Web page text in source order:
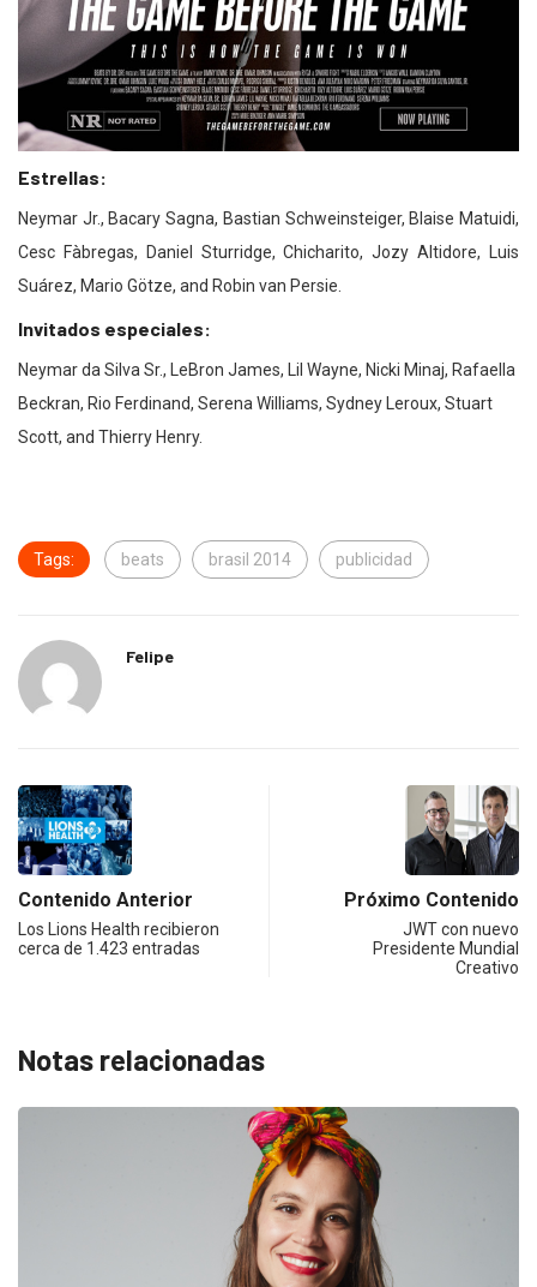
Estrellas:
Neymar Jr., Bacary Sagna, Bastian Schweinsteiger, Blaise Matuidi,
Cesc Fàbregas, Daniel Sturridge, Chicharito, Jozy Altidore, Luis
Suárez, Mario Götze, and Robin van Persie.
Invitados especiales:
Neymar da Silva Sr., LeBron James, Lil Wayne, Nicki Minaj, Rafaella
Beckran, Rio Ferdinand, Serena Williams, Sydney Leroux, Stuart
Scott, and Thierry Henry.
Tags: beats brasil 2014 publicidad
Felipe
Contenido Anterior
Los Lions Health recibieron
cerca de 1.423 entradas
Próximo Contenido
JWT con nuevo
Presidente Mundial
Creativo
Notas relacionadas